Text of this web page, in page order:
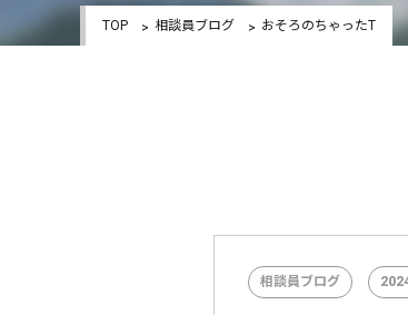
TOP 相談員ブログ おそろのちゃったT
相談員ブログ